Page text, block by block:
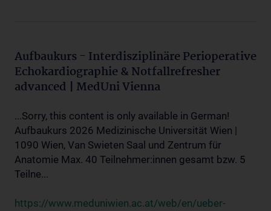
Aufbaukurs - Interdisziplinäre Perioperative
Echokardiographie & Notfallrefresher
advanced | MedUni Vienna
...Sorry, this content is only available in German!
Aufbaukurs 2026 Medizinische Universität Wien |
1090 Wien, Van Swieten Saal und Zentrum für
Anatomie Max. 40 Teilnehmer:innen gesamt bzw. 5
Teilne...
https://www.meduniwien.ac.at/web/en/ueber-